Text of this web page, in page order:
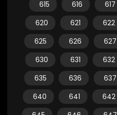
615
616 617
620
621 622
625
626 627
630
631 632
635
636 637
640
641 642